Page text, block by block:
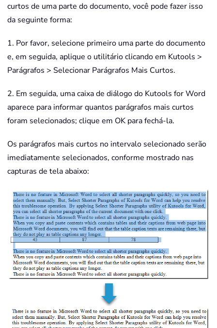
curtos de uma parte do documento, você pode fazer isso
da seguinte forma:
1. Por favor, selecione primeiro uma parte do documento
e, em seguida, aplique o utilitário clicando em Kutools >
Parágrafos > Selecionar Parágrafos Mais Curtos.
2. Em seguida, uma caixa de diálogo do Kutools for Word
aparece para informar quantos parágrafos mais curtos
foram selecionados; clique em OK para fechá-la.
Os parágrafos mais curtos no intervalo selecionado serão
imediatamente selecionados, conforme mostrado nas
capturas de tela abaixo: